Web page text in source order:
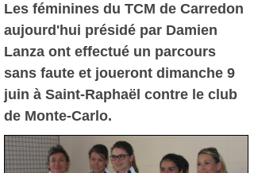
Les féminines du TCM de Carredon
aujourd'hui présidé par Damien
Lanza ont effectué un parcours
sans faute et joueront dimanche 9
juin à Saint-Raphaël contre le club
de Monte-Carlo.